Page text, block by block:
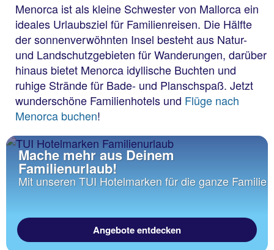
Menorca ist als kleine Schwester von Mallorca ein
ideales Urlaubsziel für Familienreisen. Die Hälfte
der sonnenverwöhnten Insel besteht aus Natur-
und Landschutzgebieten für Wanderungen, darüber
hinaus bietet Menorca idyllische Buchten und
ruhige Strände für Bade- und Planschspaß. Jetzt
wunderschöne Familienhotels und Flüge nach
Menorca buchen!
Mache mehr aus Deinem
Familienurlaub!
Mit unseren TUI Hotelmarken für die ganze Familie
Angebote entdecken